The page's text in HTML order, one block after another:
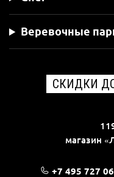
Веревочные
СКИДКИ
магазин
+7 495 727